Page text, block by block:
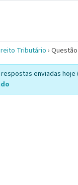
Tributário ›
respostas enviadas hoje